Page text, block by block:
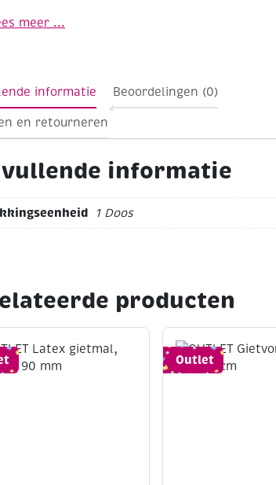
het menselijk lichaam en afdrukken van
meer ...
informatie Beoordelingen (0)
en retourneren
informatie
1 Doos
producten
Outlet